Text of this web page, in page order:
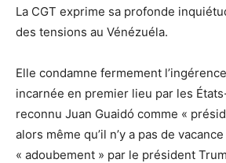
La CGT exprime sa profonde
des tensions au Vénézuéla.
Elle condamne fermement
incarnée en premier lieu par les
reconnu Juan Guaidó comme «
alors même qu’il n’y a pas de
« adoubement » par le président